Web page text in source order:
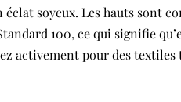
éclat soyeux. Les hauts sont
100, ce qui signifie
activement pour des textiles